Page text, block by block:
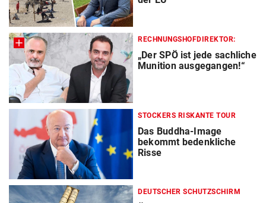
RECHNUNGSHOFDIREKTOR:
„Der SPÖ ist jede sachliche
Munition ausgegangen!“
STOCKERS RISKANTE TOUR
Das Buddha-Image
bekommt bedenkliche
Risse
DEUTSCHER SCHUTZSCHIRM